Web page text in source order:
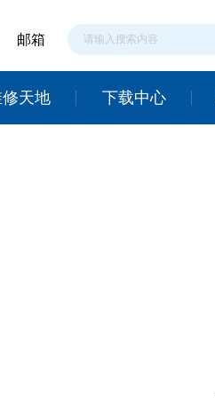
天地 下载中心
邮箱